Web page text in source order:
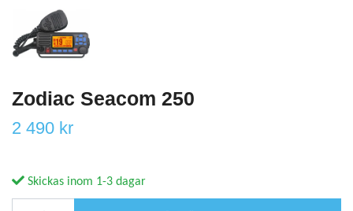
Zodiac Seacom 250
2 490 kr
Skickas inom 1-3 dagar